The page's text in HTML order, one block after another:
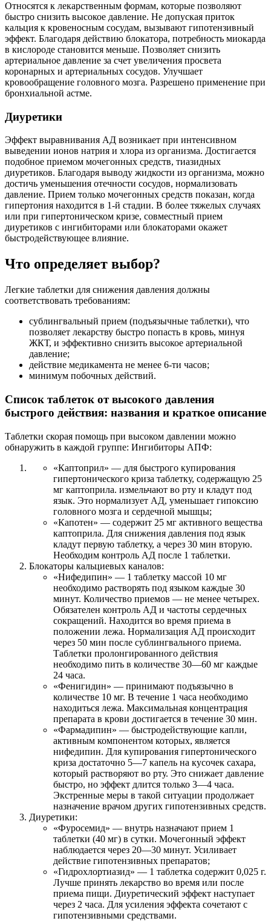
Относятся к лекарственным формам, которые позволяют
быстро снизить высокое давление. Не допуская приток
кальция к кровеносным сосудам, вызывают гипотензивный
эффект. Благодаря действию блокатора, потребность миокарда
в кислороде становится меньше. Позволяет снизить
артериальное давление за счет увеличения просвета
коронарных и артериальных сосудов. Улучшает
кровообращение головного мозга. Разрешено применение при
бронхиальной астме.
Диуретики
Эффект выравнивания АД возникает при интенсивном
выведении ионов натрия и хлора из организма. Достигается
подобное приемом мочегонных средств, тиазидных
диуретиков. Благодаря выводу жидкости из организма, можно
достичь уменьшения отечности сосудов, нормализовать
давление. Прием только мочегонных средств показан, когда
гипертония находится в 1-й стадии. В более тяжелых случаях
или при гипертоническом кризе, совместный прием
диуретиков с ингибиторами или блокаторами окажет
быстродействующее влияние.
Что определяет выбор?
Легкие таблетки для снижения давления должны
соответствовать требованиям:
сублингвальный прием (подъязычные таблетки), что
позволяет лекарству быстро попасть в кровь, минуя
ЖКТ, и эффективно снизить высокое артериальной
давление;
действие медикамента не менее 6-ти часов;
минимум побочных действий.
Список таблеток от высокого давления
быстрого действия: названия и краткое описание
Таблетки скорая помощь при высоком давлении можно
обнаружить в каждой группе: Ингибиторы АПФ:
«Каптоприл» — для быстрого купирования
гипертонического криза таблетку, содержащую 25
мг каптоприла. измельчают во рту и кладут под
язык. Это нормализует АД, уменьшает гипоксию
головного мозга и сердечной мышцы;
«Капотен» — содержит 25 мг активного вещества
каптоприла. Для снижения давления под язык
кладут первую таблетку, а через 30 мин вторую.
Необходим контроль АД после 1 таблетки.
Блокаторы кальциевых каналов:
«Нифедипин» — 1 таблетку массой 10 мг
необходимо растворять под языком каждые 30
минут. Количество приемов — не менее четырех.
Обязателен контроль АД и частоты сердечных
сокращений. Находится во время приема в
положении лежа. Нормализация АД происходит
через 50 мин после сублингвального приема.
Таблетки пролонгированного действия
необходимо пить в количестве 30—60 мг каждые
24 часа.
«Фенигидин» — принимают подъязычно в
количестве 10 мг. В течение 1 часа необходимо
находиться лежа. Максимальная концентрация
препарата в крови достигается в течение 30 мин.
«Фармадипин» — быстродействующие капли,
активным компонентом которых, является
нифедипин. Для купирования гипертонического
криза достаточно 5—7 капель на кусочек сахара,
который растворяют во рту. Это снижает давление
быстро, но эффект длится только 3—4 часа.
Экстренные меры в такой ситуации продолжает
назначение врачом других гипотензивных средств.
Диуретики:
«Фуросемид» — внутрь назначают прием 1
таблетки (40 мг) в сутки. Мочегонный эффект
наблюдается через 20—30 минут. Усиливает
действие гипотензивных препаратов;
«Гидрохлортиазид» — 1 таблетка содержит 0,025 г.
Лучше принять лекарство во время или после
приема пищи. Диуретический эффект наступает
через 2 часа. Для усиления эффекта сочетают с
гипотензивными средствами.